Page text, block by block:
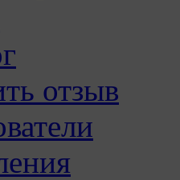
отзыв